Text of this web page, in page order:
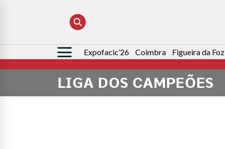
Pesquisar
por:
Expofacic’26 Coimbra Figueira da Foz
LIGA DOS CAMPEÕES